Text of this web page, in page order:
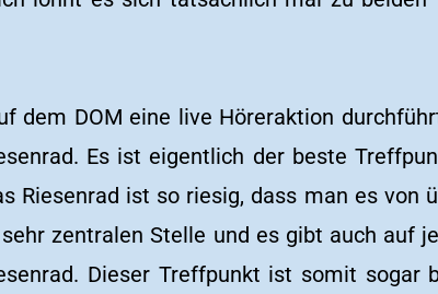
dem DOM eine live Höreraktion
Es ist eigentlich der beste
Riesenrad ist so riesig, dass man es von
zentralen Stelle und es gibt auch auf
Dieser Treffpunkt ist somit sogar